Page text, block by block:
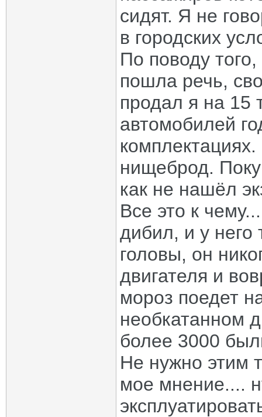
сидят. Я не
в городских
По поводу
пошла речь,
продал я на 15
автомобилей
нищеброд.
как не нашёл
Все это к
дибил, и у него
головы, он
двигателя и
мороз поедет
необкатанном
более 3000
Не нужно этим
мое мнение....